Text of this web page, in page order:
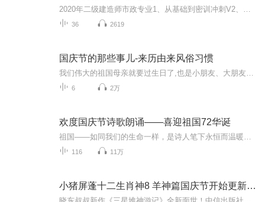
36 2619
国庆节的那些事儿-来历由来风俗习惯
6 2万
欢度国庆节诗歌朗诵——喜迎祖国72华诞
116 11万
小猪屏蓬十二生肖神8 羊神篇国庆节开始更新啦！